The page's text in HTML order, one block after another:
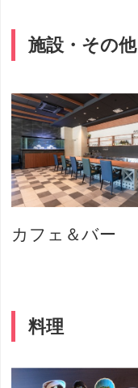
施設・その他
カフェ＆バー
料理